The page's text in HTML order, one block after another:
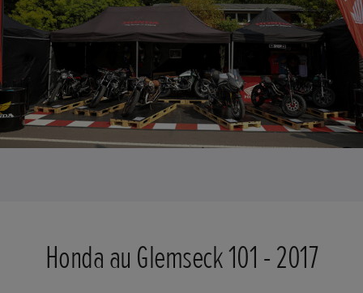
Honda au Glemseck 101 - 2017